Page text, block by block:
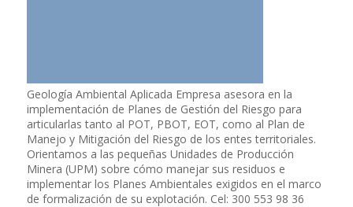
Geología Ambiental Aplicada Empresa asesora en la
implementación de Planes de Gestión del Riesgo para
articularlas tanto al POT, PBOT, EOT, como al Plan de
Manejo y Mitigación del Riesgo de los entes territoriales.
Orientamos a las pequeñas Unidades de Producción
Minera (UPM) sobre cómo manejar sus residuos e
implementar los Planes Ambientales exigidos en el marco
de formalización de su explotación. Cel: 300 553 98 36